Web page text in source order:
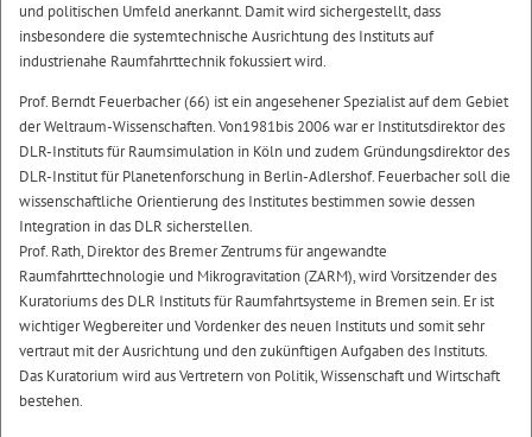
und politischen Umfeld anerkannt. Damit wird sichergestellt, dass
insbesondere die systemtechnische Ausrichtung des Instituts auf
industrienahe Raumfahrttechnik fokussiert wird.
Prof. Berndt Feuerbacher (66) ist ein angesehener Spezialist auf dem Gebiet
der Weltraum-Wissenschaften. Von1981bis 2006 war er Institutsdirektor des
DLR-Instituts für Raumsimulation in Köln und zudem Gründungsdirektor des
DLR-Institut für Planetenforschung in Berlin-Adlershof. Feuerbacher soll die
wissenschaftliche Orientierung des Institutes bestimmen sowie dessen
Integration in das DLR sicherstellen.
Prof. Rath, Direktor des Bremer Zentrums für angewandte
Raumfahrttechnologie und Mikrogravitation (ZARM), wird Vorsitzender des
Kuratoriums des DLR Instituts für Raumfahrtsysteme in Bremen sein. Er ist
wichtiger Wegbereiter und Vordenker des neuen Instituts und somit sehr
vertraut mit der Ausrichtung und den zukünftigen Aufgaben des Instituts.
Das Kuratorium wird aus Vertretern von Politik, Wissenschaft und Wirtschaft
bestehen.